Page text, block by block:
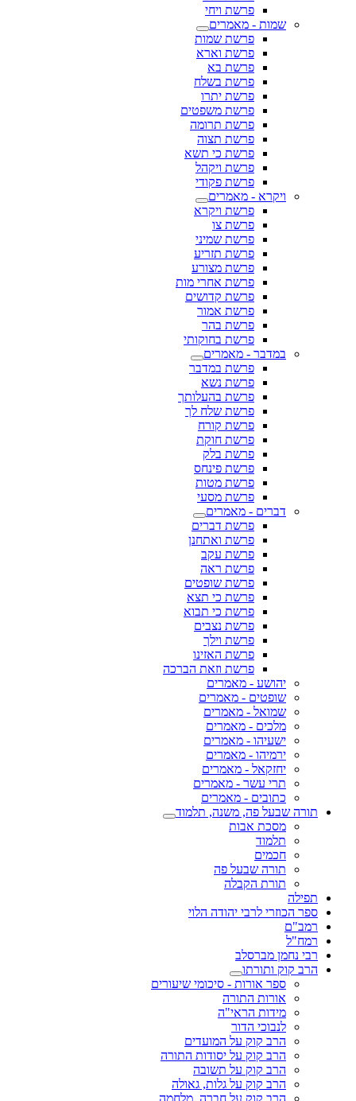
פרשת ויחי
שמות - מאמרים
פרשת שמות
פרשת וארא
פרשת בא
פרשת בשלח
פרשת יתרו
פרשת משפטים
פרשת תרומה
פרשת תצוה
פרשת כי תשא
פרשת ויקהל
פרשת פקודי
ויקרא - מאמרים
פרשת ויקרא
פרשת צו
פרשת שמיני
פרשת תזריע
פרשת מצורע
פרשת אחרי מות
פרשת קדושים
פרשת אמור
פרשת בהר
פרשת בחוקותי
במדבר - מאמרים
פרשת במדבר
פרשת נשא
פרשת בהעלותך
פרשת שלח לך
פרשת קורח
פרשת חוקת
פרשת בלק
פרשת פינחס
פרשת מטות
פרשת מסעי
דברים - מאמרים
פרשת דברים
פרשת ואתחנן
פרשת עקב
פרשת ראה
פרשת שופטים
פרשת כי תצא
פרשת כי תבוא
פרשת נצבים
פרשת וילך
פרשת האזינו
פרשת וזאת הברכה
יהושע - מאמרים
שופטים - מאמרים
שמואל - מאמרים
מלכים - מאמרים
ישעיהו - מאמרים
ירמיהו - מאמרים
יחזקאל - מאמרים
תרי עשר - מאמרים
כתובים - מאמרים
תורה שבעל פה, משנה, תלמוד
מסכת אבות
תלמוד
חכמים
תורה שבעל פה
תורת הקבלה
תפילה
ספר הכוזרי לרבי יהודה הלוי
רמב"ם
רמח"ל
רבי נחמן מברסלב
הרב קוק ותורתו
ספר אורות - סיכומי שיעורים
אורות התורה
מידות הראי"ה
לנבוכי הדור
הרב קוק על המועדים
הרב קוק על יסודות התורה
הרב קוק על תשובה
הרב קוק על גלות, גאולה